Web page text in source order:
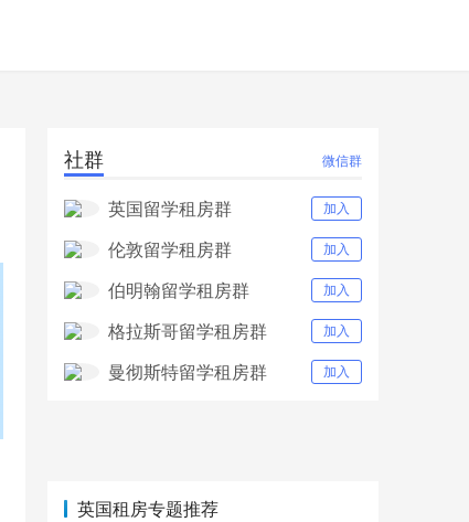
社群 微信群
英国留学租房群 加入
伦敦留学租房群 加入
伯明翰留学租房群 加入
格拉斯哥留学租房群 加入
曼彻斯特留学租房群 加入
英国租房专题推荐